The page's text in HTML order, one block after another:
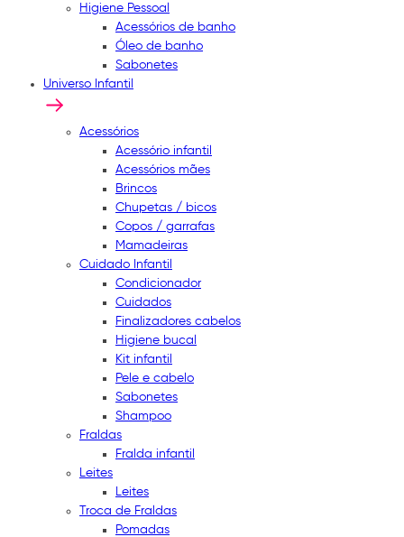
Higiene Pessoal
Acessórios de banho
Óleo de banho
Sabonetes
Universo Infantil
Acessórios
Acessório infantil
Acessórios mães
Brincos
Chupetas / bicos
Copos / garrafas
Mamadeiras
Cuidado Infantil
Condicionador
Cuidados
Finalizadores cabelos
Higiene bucal
Kit infantil
Pele e cabelo
Sabonetes
Shampoo
Fraldas
Fralda infantil
Leites
Leites
Troca de Fraldas
Pomadas